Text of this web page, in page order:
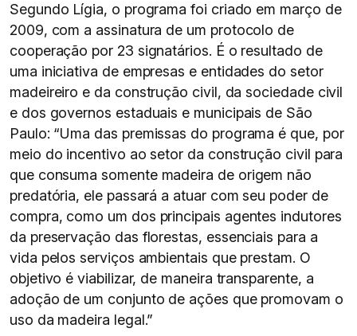
Segundo Lígia, o programa foi criado em março de
2009, com a assinatura de um protocolo de
cooperação por 23 signatários. É o resultado de
uma iniciativa de empresas e entidades do setor
madeireiro e da construção civil, da sociedade civil
e dos governos estaduais e municipais de São
Paulo: “Uma das premissas do programa é que, por
meio do incentivo ao setor da construção civil para
que consuma somente madeira de origem não
predatória, ele passará a atuar com seu poder de
compra, como um dos principais agentes indutores
da preservação das florestas, essenciais para a
vida pelos serviços ambientais que prestam. O
objetivo é viabilizar, de maneira transparente, a
adoção de um conjunto de ações que promovam o
uso da madeira legal.”